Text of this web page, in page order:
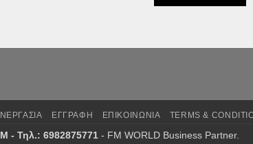
ΕΓΓΡΑΦΗ ΕΠΙΚΟΙΝΩΝΙΑ TERMS &
- Τηλ.: 6982875771 - FM WORLD Business Partner.